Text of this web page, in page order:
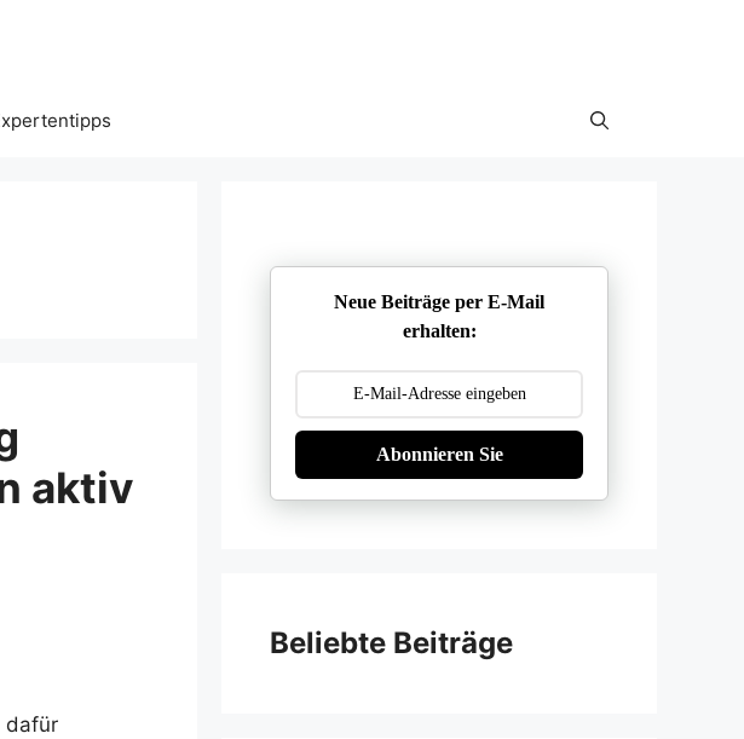
aktiv
dafür
Neue Beiträge per E-Mail
erhalten:
Abonnieren Sie
Beliebte Beiträge